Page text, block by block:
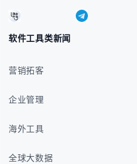
软件工具类新闻
营销拓客
企业管理
海外工具
全球大数据